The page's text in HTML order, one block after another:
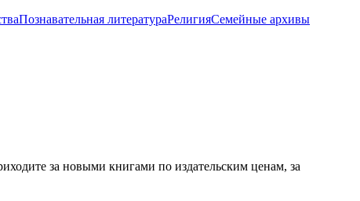
Познавательная литератураРелигияСемейные архивы
за новыми книгами по издательским ценам, за